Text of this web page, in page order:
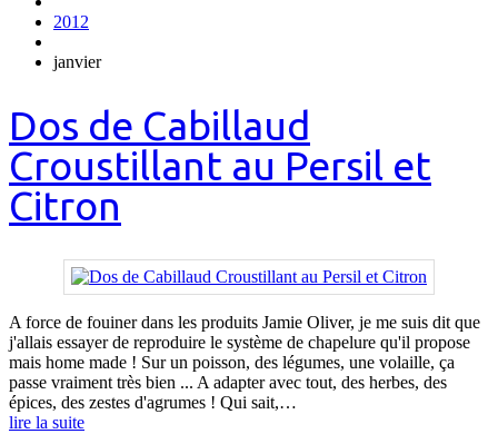
2012
janvier
Dos de Cabillaud
Croustillant au Persil et
Citron
A force de fouiner dans les produits Jamie Oliver, je me suis dit que
j'allais essayer de reproduire le système de chapelure qu'il propose
mais home made ! Sur un poisson, des légumes, une volaille, ça
passe vraiment très bien ... A adapter avec tout, des herbes, des
épices, des zestes d'agrumes ! Qui sait,…
lire la suite